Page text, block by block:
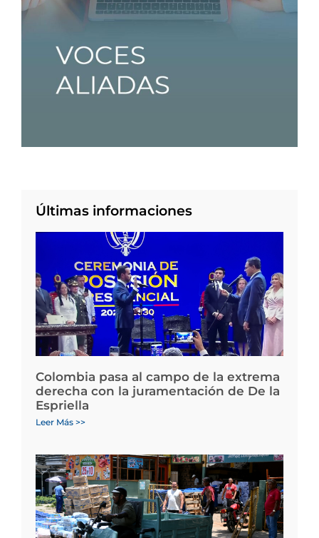
Últimas informaciones
Colombia pasa al campo de la extrema
derecha con la juramentación de De la
Espriella
Leer Más >>